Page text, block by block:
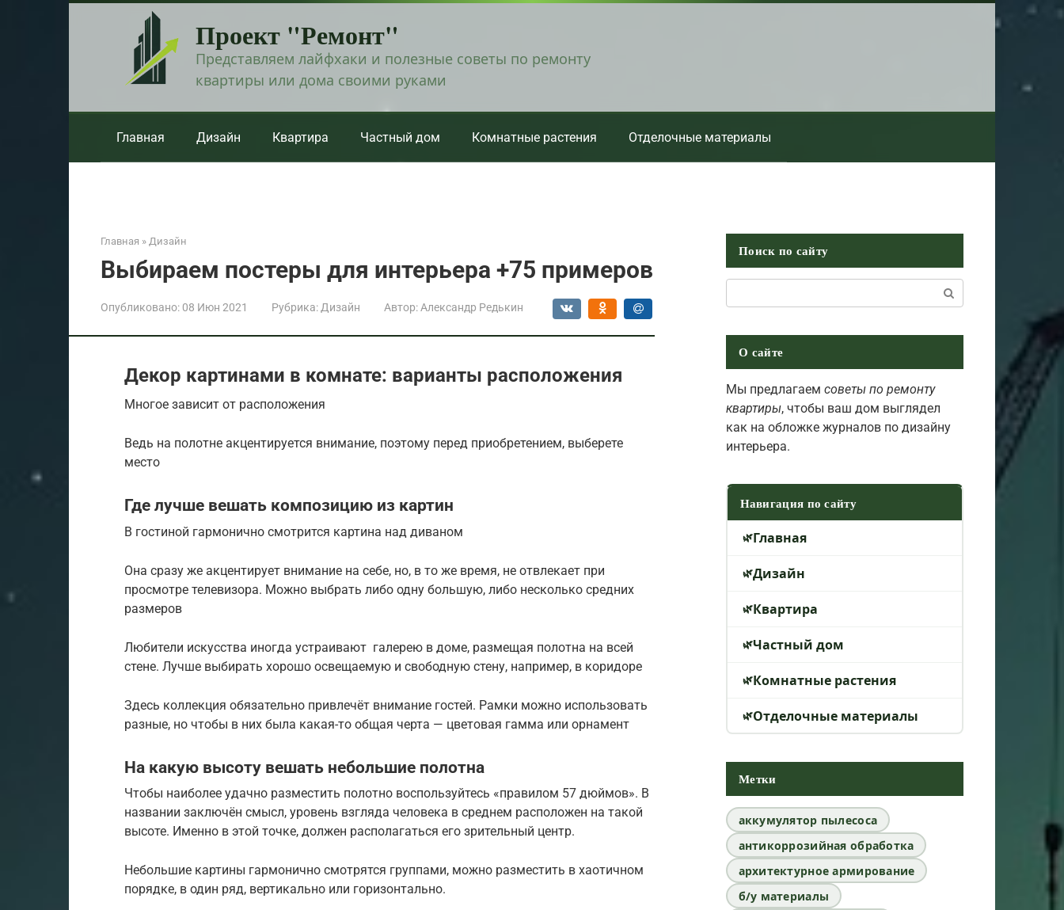
Проект "Ремонт"
Представляем лайфхаки и полезные советы по ремонту
квартиры или дома своими руками
Главная Дизайн Квартира Частный дом Комнатные растения Отделочные материалы
Главная » Дизайн
Выбираем постеры для интерьера +75 примеров
Опубликовано: 08 Июн 2021 Рубрика: Дизайн Автор: Александр Редькин
Декор картинами в комнате: варианты расположения
Многое зависит от расположения
Ведь на полотне акцентируется внимание, поэтому перед приобретением, выберете
место
Где лучше вешать композицию из картин
В гостиной гармонично смотрится картина над диваном
Она сразу же акцентирует внимание на себе, но, в то же время, не отвлекает при
просмотре телевизора. Можно выбрать либо одну большую, либо несколько средних
размеров
Любители искусства иногда устраивают галерею в доме, размещая полотна на всей
стене. Лучше выбирать хорошо освещаемую и свободную стену, например, в коридоре
Здесь коллекция обязательно привлечёт внимание гостей. Рамки можно использовать
разные, но чтобы в них была какая-то общая черта — цветовая гамма или орнамент
На какую высоту вешать небольшие полотна
Чтобы наиболее удачно разместить полотно воспользуйтесь «правилом 57 дюймов». В
названии заключён смысл, уровень взгляда человека в среднем расположен на такой
высоте. Именно в этой точке, должен располагаться его зрительный центр.
Небольшие картины гармонично смотрятся группами, можно разместить в хаотичном
порядке, в один ряд, вертикально или горизонтально.
Поиск по сайту
О сайте
Мы предлагаем советы по ремонту
квартиры, чтобы ваш дом выглядел
как на обложке журналов по дизайну
интерьера.
Навигация по сайту
Главная
Дизайн
Квартира
Частный дом
Комнатные растения
Отделочные материалы
Метки
аккумулятор пылесоса
антикоррозийная обработка
архитектурное армирование
б/у материалы